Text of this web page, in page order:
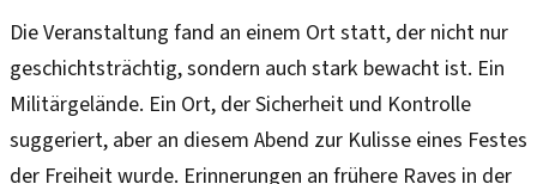
Die Veranstaltung fand an einem Ort statt, der nicht nur
geschichtsträchtig, sondern auch stark bewacht ist. Ein
Militärgelände. Ein Ort, der Sicherheit und Kontrolle
suggeriert, aber an diesem Abend zur Kulisse eines Festes
der Freiheit wurde. Erinnerungen an frühere Raves in der